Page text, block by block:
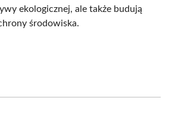
ekologicznej, ale także budują
środowiska.